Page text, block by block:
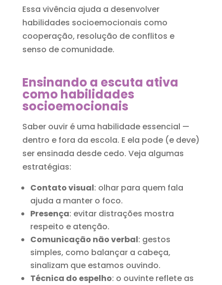
Essa vivência ajuda a desenvolver
habilidades socioemocionais como
cooperação, resolução de conflitos e
senso de comunidade.
Ensinando a escuta ativa
como habilidades
socioemocionais
Saber ouvir é uma habilidade essencial —
dentro e fora da escola. E ela pode (e deve)
ser ensinada desde cedo. Veja algumas
estratégias:
Contato visual: olhar para quem fala
ajuda a manter o foco.
Presença: evitar distrações mostra
respeito e atenção.
Comunicação não verbal: gestos
simples, como balançar a cabeça,
sinalizam que estamos ouvindo.
Técnica do espelho: o ouvinte reflete as